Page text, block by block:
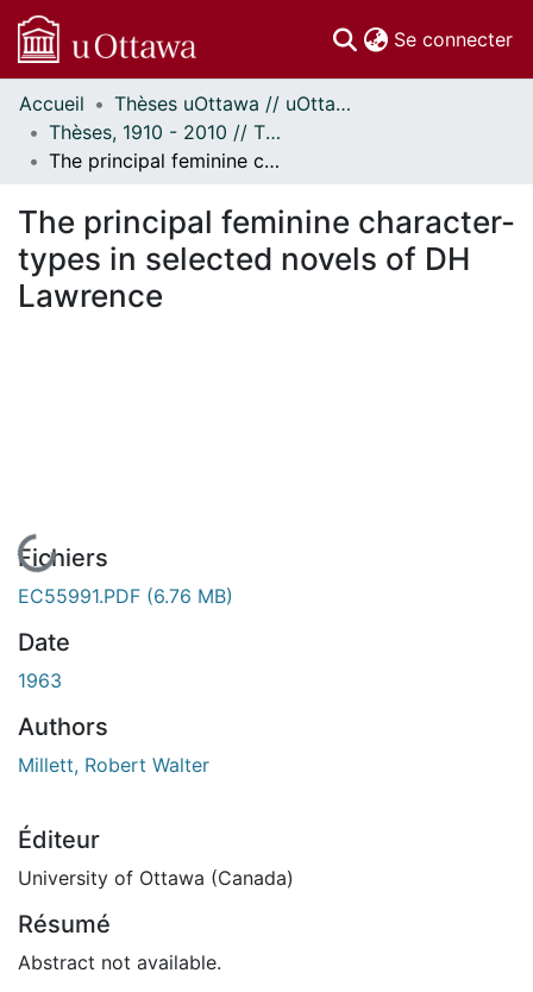
Se connecter
Communautés
et collections
Parcourir
À propos
Accueil
Thèses uOttawa // uOttawa Theses
Thèses, 1910 - 2010 // Theses, 1910 - 2010
The principal feminine character-types in selected novels of DH Lawrence
The principal feminine character-
types in selected novels of DH
Lawrence
En cours de chargement...
Fichiers
EC55991.PDF (6.76 MB)
Date
1963
Authors
Millett, Robert Walter
Éditeur
University of Ottawa (Canada)
Résumé
Abstract not available.